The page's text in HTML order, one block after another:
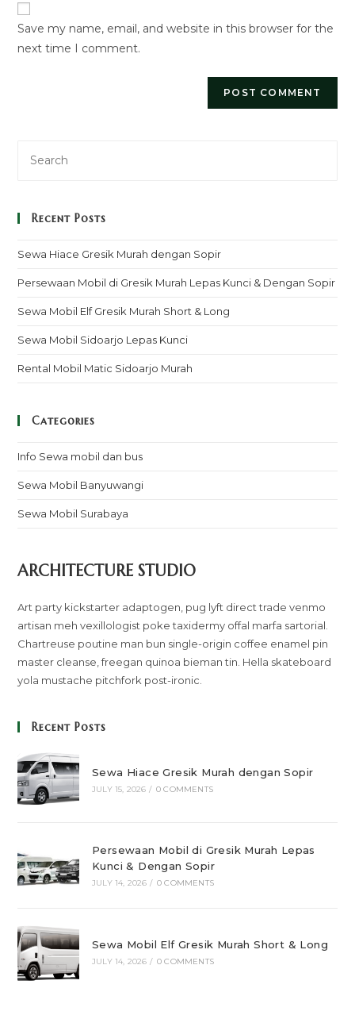
URL
(optional)
Save my name, email, and website in this browser for the
next time I comment.
Recent Posts
Sewa Hiace Gresik Murah dengan Sopir
Persewaan Mobil di Gresik Murah Lepas Kunci & Dengan Sopir
Sewa Mobil Elf Gresik Murah Short & Long
Sewa Mobil Sidoarjo Lepas Kunci
Rental Mobil Matic Sidoarjo Murah
Categories
Info Sewa mobil dan bus
Sewa Mobil Banyuwangi
Sewa Mobil Surabaya
ARCHITECTURE STUDIO
Art party kickstarter adaptogen, pug lyft direct trade venmo
artisan meh vexillologist poke taxidermy offal marfa sartorial.
Chartreuse poutine man bun single-origin coffee enamel pin
master cleanse, freegan quinoa bieman tin. Hella skateboard
yola mustache pitchfork post-ironic.
Recent Posts
Sewa Hiace Gresik Murah dengan Sopir
JULY 15, 2026 / 0 COMMENTS
Persewaan Mobil di Gresik Murah Lepas
Kunci & Dengan Sopir
JULY 14, 2026 / 0 COMMENTS
Sewa Mobil Elf Gresik Murah Short & Long
JULY 14, 2026 / 0 COMMENTS